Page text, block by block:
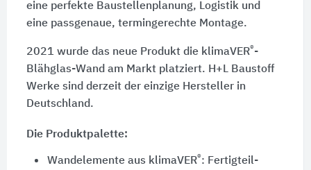
eine perfekte Baustellenplanung, Logistik und
eine passgenaue, termingerechte Montage.
2021 wurde das neue Produkt die klimaVER®-
Blähglas-Wand am Markt platziert. H+L Baustoff
Werke sind derzeit der einzige Hersteller in
Deutschland.
Die Produktpalette:
Wandelemente aus klimaVER®: Fertigteil-